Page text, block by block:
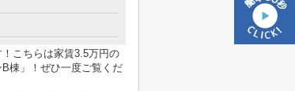
こちらは家賃3.5万円の
棟」！ぜひ一度ご覧くだ